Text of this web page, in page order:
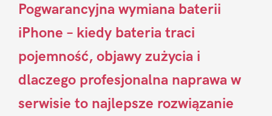
Pogwarancyjna wymiana baterii
iPhone – kiedy bateria traci
pojemność, objawy zużycia i
dlaczego profesjonalna naprawa w
serwisie to najlepsze rozwiązanie